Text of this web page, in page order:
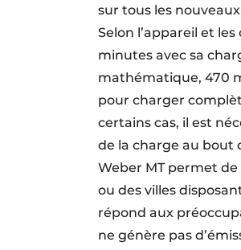
sur tous les
Selon l’appareil et
minutes avec sa
mathématique, 470
pour charger
certains cas, il est
de la charge au bout
Weber MT permet
ou des villes
répond aux
ne génère pas